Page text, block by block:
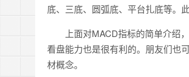
底、三底、圆弧底、平台扎底等。
上面对MACD指标的简单介绍，
看盘能力也是很有利的。朋友们也
材概念。